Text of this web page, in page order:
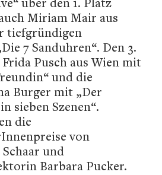
Miriam Mair aus
tiefgründigen
7 Sanduhren“. Den 3.
Pusch aus Wien mit
und die
Burger mit „Der
sieben Szenen“.
die
von
und
Barbara Pucker.